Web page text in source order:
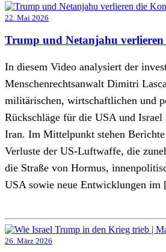
22. Mai 2026
Trump und Netanjahu
In diesem Video analysiert der
Menschenrechtsanwalt Dimitri
militärischen, wirtschaftlichen und
Rückschläge für die USA und
Iran. Im Mittelpunkt stehen
Verluste der US-Luftwaffe, die
die Straße von Hormus,
USA sowie neue Entwicklungen
26. März 2026